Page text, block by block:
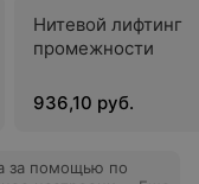
Нитевой лифтинг
промежности
936,10 руб.
за помощью по